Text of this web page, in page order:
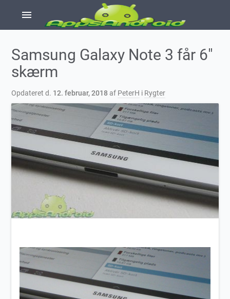
menu
Samsung Galaxy Note 3 får 6″
skærm
Opdateret d. 12. februar, 2018 af PeterH i Rygter